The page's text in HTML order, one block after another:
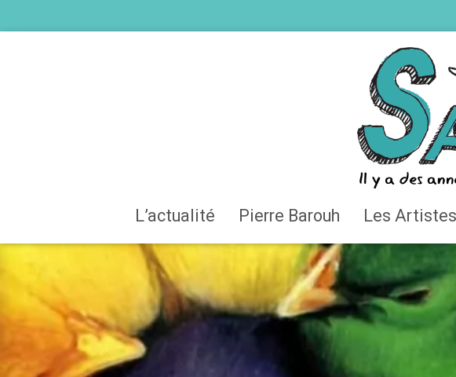
L’actualité Pierre Barouh Les Artistes